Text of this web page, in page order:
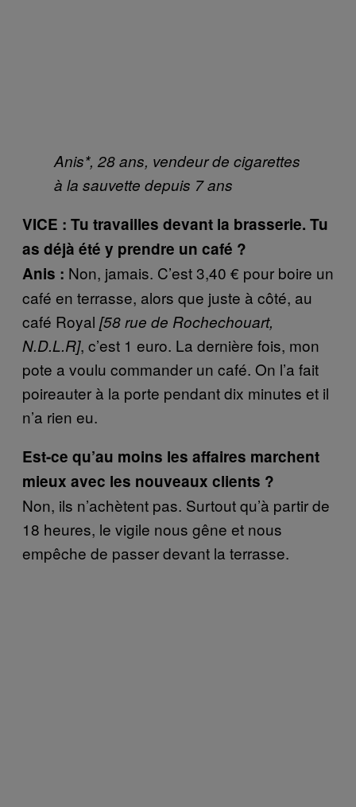
Anis*, 28 ans, vendeur de cigarettes
à la sauvette depuis 7 ans
VICE : Tu travailles devant la brasserie. Tu
as déjà été y prendre un café ?
Anis : Non, jamais. C’est 3,40 € pour boire un
café en terrasse, alors que juste à côté, au
café Royal [58 rue de Rochechouart,
N.D.L.R], c’est 1 euro. La dernière fois, mon
pote a voulu commander un café. On l’a fait
poireauter à la porte pendant dix minutes et il
n’a rien eu.
Est-ce qu’au moins les affaires marchent
mieux avec les nouveaux clients ?
Non, ils n’achètent pas. Surtout qu’à partir de
18 heures, le vigile nous gêne et nous
empêche de passer devant la terrasse.